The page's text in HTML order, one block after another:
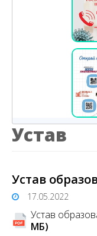
Устав
Устав
17.05.2022
Устав
MБ)